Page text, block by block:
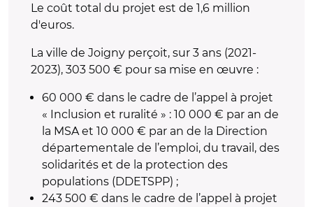
Le coût total du projet est de 1,6 million
d'euros.
La ville de Joigny perçoit, sur 3 ans (2021-
2023), 303 500 € pour sa mise en œuvre :
60 000 € dans le cadre de l’appel à projet
« Inclusion et ruralité » : 10 000 € par an de
la MSA et 10 000 € par an de la Direction
départementale de l’emploi, du travail, des
solidarités et de la protection des
populations (DDETSPP) ;
243 500 € dans le cadre de l’appel à projet